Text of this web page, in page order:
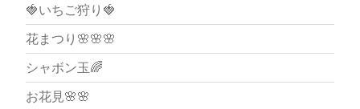
🍓いちご狩り🍓
花まつり🌸🌸🌸
シャボン玉🌈
お花見🌸🌸